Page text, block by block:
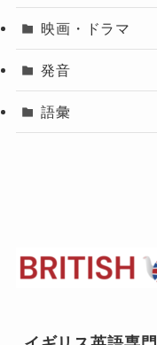
映画・ドラマ
発音
語彙